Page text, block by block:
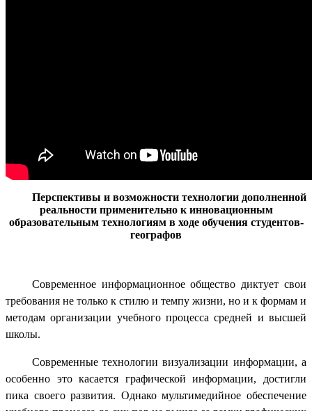
Перспективы и возможности технологии дополненной
реальности применительно к инновационным
образовательным технологиям в ходе обучения студентов-
географов
Современное информационное общество диктует свои
требования не только к стилю и темпу жизни, но и к формам и
методам организации учебного процесса средней и высшей
школы.
Современные технологии визуализации информации, а
особенно это касается графической информации, достигли
пика своего развития. Однако мультимедийное обеспечение